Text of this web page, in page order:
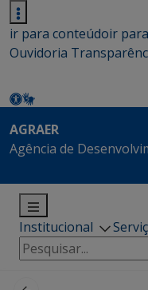
ir para conteúdoir
Ouvidoria
AGRAER
Agência de
Institucional
Pesquisar
por: